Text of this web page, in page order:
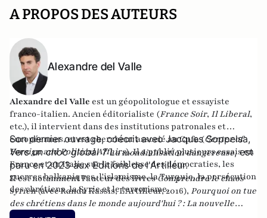
A PROPOS DES AUTEURS
Alexandre del Valle
Alexandre del Valle est un géopolitologue et essayiste
franco-italien. Ancien éditorialiste (France Soir, Il Liberal,
etc.), il intervient dans des institutions patronales et
européennes, et est chercheur associé au Cpfa (Center of
Foreign and Political Affairs). Il a publié plusieurs essais en
France et en Italie sur la faiblesse des démocraties, les
guerres balkaniques, l'islamisme, la Turquie, la persécution
des chrétiens, la Syrie et le terrorisme.
Son dernier ouvrage, coécrit avec Jacques Soppelsa,
Vers un choc global ? La mondialisation dangereuse, est
paru en 2023 aux Editions de l'Artilleur.
Il est notamment l'auteur des livresComprendre le chaos
syrien(avec Randa Kassis, L'Artilleur, 2016), Pourquoi on tue
des chrétiens dans le monde aujourd'hui ? : La nouvelle